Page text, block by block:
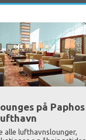
på Paphos
alle lufthavnslounger,